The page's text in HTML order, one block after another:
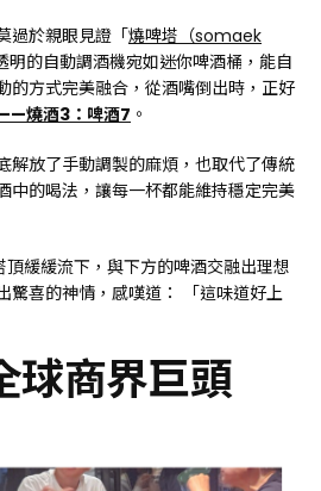
過於親眼見證「燒啤塔（somaek
明的自動調酒機宛如迷你啤酒桶，能自
的方式完美融合，從酒嘴倒出時，正好
燒酒3：啤酒7 。
解放了手動調製的麻煩，也取代了傳統
中的喝法，讓每一杯都能維持穩定完美
緩緩流下，與下方的啤酒交融出理想
驚喜的神情，感嘆道： 「這味道好上
球商界巨頭